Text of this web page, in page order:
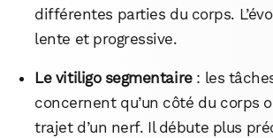
différentes parties du corps.
lente et progressive.
Le vitiligo segmentaire: les
concernent qu’un côté du corps
trajet d’un nerf. Il débute plus